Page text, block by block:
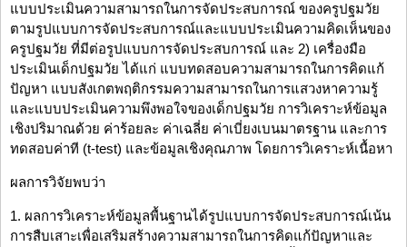
แบบประเมินความสามารถในการจัดประสบการณ์ ของครูปฐมวัย
ตามรูปแบบการจัดประสบการณ์และแบบประเมินความคิดเห็นของ
ครูปฐมวัย ที่มีต่อรูปแบบการจัดประสบการณ์ และ 2) เครื่องมือ
ประเมินเด็กปฐมวัย ได้แก่ แบบทดสอบความสามารถในการคิดแก้
ปัญหา แบบสังเกตพฤติกรรมความสามารถในการแสวงหาความรู้
และแบบประเมินความพึงพอใจของเด็กปฐมวัย การวิเคราะห์ข้อมูล
เชิงปริมาณด้วย ค่าร้อยละ ค่าเฉลี่ย ค่าเบี่ยงเบนมาตรฐาน และการ
ทดสอบค่าที (t-test) และข้อมูลเชิงคุณภาพ โดยการวิเคราะห์เนื้อหา
ผลการวิจัยพบว่า
1. ผลการวิเคราะห์ข้อมูลพื้นฐานได้รูปแบบการจัดประสบการณ์เน้น
การสืบเสาะเพื่อเสริมสร้างความสามารถในการคิดแก้ปัญหาและ